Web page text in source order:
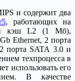
и содержит два
, работающих на
кэш L2 (1 Мб),
Ethernet, 2 порта
порта SATA 3.0 и
техпроцесса в
использовать его
В качестве